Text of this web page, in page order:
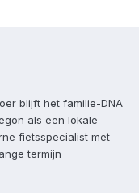
blijft het familie-DNA
als een lokale
fietsspecialist met
termijn